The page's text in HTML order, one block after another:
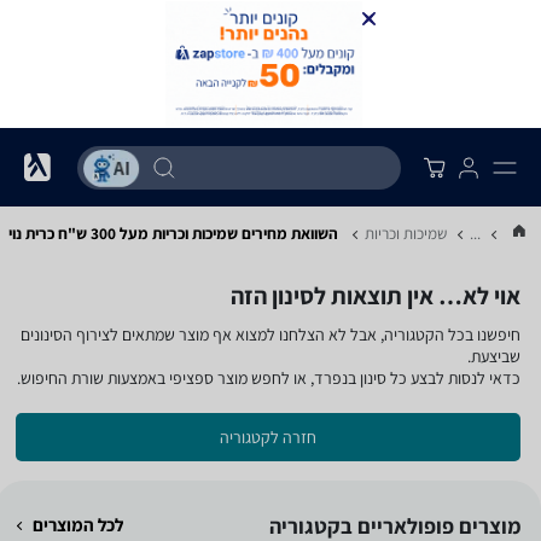
... שמיכות וכריות השוואת מחירים שמיכות וכריות ‏מעל 300 ‏ש"ח ‏כרית נוי
אוי לא… אין תוצאות לסינון הזה
חיפשנו בכל הקטגוריה, אבל לא הצלחנו למצוא אף מוצר שמתאים לצירוף הסינונים
שביצעת.
כדאי לנסות לבצע כל סינון בנפרד, או לחפש מוצר ספציפי באמצעות שורת החיפוש.
חזרה לקטגוריה
מוצרים פופולאריים בקטגוריה לכל המוצרים